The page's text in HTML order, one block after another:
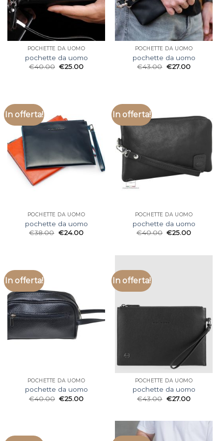
POCHETTE DA UOMO
pochette da uomo
€40.00 €25.00
POCHETTE DA UOMO
pochette da uomo
€43.00 €27.00
In offerta!
POCHETTE DA UOMO
pochette da uomo
€38.00 €24.00
In offerta!
POCHETTE DA UOMO
pochette da uomo
€40.00 €25.00
In offerta!
POCHETTE DA UOMO
pochette da uomo
€40.00 €25.00
In offerta!
POCHETTE DA UOMO
pochette da uomo
€43.00 €27.00